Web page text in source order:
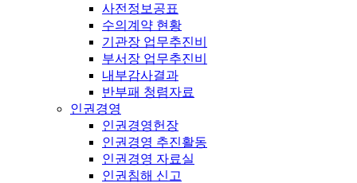
사전정보공표
수의계약 현황
기관장 업무추진비
부서장 업무추진비
내부감사결과
반부패 청렴자료
인권경영
인권경영헌장
인권경영 추진활동
인권경영 자료실
인권침해 신고